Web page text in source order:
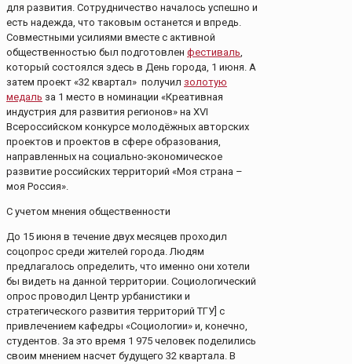
для развития. Сотрудничество началось успешно и
есть надежда, что таковым останется и впредь.
Совместными усилиями вместе с активной
общественностью был подготовлен фестиваль,
который состоялся здесь в День города, 1 июня. А
затем проект «32 квартал» получил золотую
медаль за 1 место в номинации «Креативная
индустрия для развития регионов» на XVI
Всероссийском конкурсе молодёжных авторских
проектов и проектов в сфере образования,
направленных на социально-экономическое
развитие российских территорий «Моя страна –
моя Россия».
С учетом мнения общественности
До 15 июня в течение двух месяцев проходил
соцопрос среди жителей города. Людям
предлагалось определить, что именно они хотели
бы видеть на данной территории. Социологический
опрос проводил Центр урбанистики и
стратегического развития территорий ТГУ] с
привлечением кафедры «Социологии» и, конечно,
студентов. За это время 1 975 человек поделились
своим мнением насчет будущего 32 квартала. В